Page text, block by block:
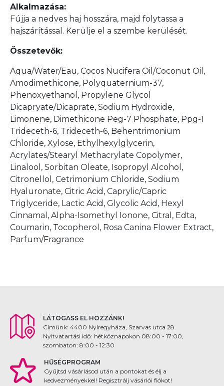
Alkalmazása:
Fújja a nedves haj hosszára, majd folytassa a
hajszárítással. Kerülje el a szembe kerülését.
Összetevők:
Aqua/Water/Eau, Cocos Nucifera Oil/Coconut Oil,
Amodimethicone, Polyquaternium-37,
Phenoxyethanol, Propylene Glycol
Dicapryate/Dicaprate, Sodium Hydroxide,
Limonene, Dimethicone Peg-7 Phosphate, Ppg-1
Trideceth-6, Trideceth-6, Behentrimonium
Chloride, Xylose, Ethylhexylglycerin,
Acrylates/Stearyl Methacrylate Copolymer,
Linalool, Sorbitan Oleate, Isopropyl Alcohol,
Citronellol, Cetrimonium Chloride, Sodium
Hyaluronate, Citric Acid, Caprylic/Capric
Triglyceride, Lactic Acid, Glycolic Acid, Hexyl
Cinnamal, Alpha-Isomethyl Ionone, Citral, Edta,
Coumarin, Tocopherol, Rosa Canina Flower Extract,
Parfum/Fragrance
LÁTOGASS EL HOZZÁNK!
Címünk: 4400 Nyíregyháza, Szarvas utca 28.
Nyitvatartási idő: hétköznapokon 08:00 - 17:00,
szombaton: 8:00 - 12:30
HŰSÉGPROGRAM
Gyűjtsd vásárlásod után a pontokat és élj a
kedvezményekkel! Regisztrálj vásárlói fiókot!